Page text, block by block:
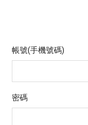
帳號(手機號碼)
密碼